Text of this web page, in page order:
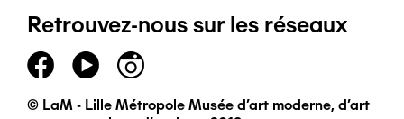
page
principal
Retrouvez-nous sur les réseaux
© LaM - Lille Métropole Musée d'art moderne, d'art